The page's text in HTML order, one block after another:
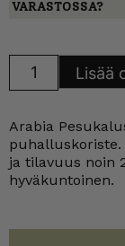
VARASTOSSA?
Pesukaluston
puhalluskoriste
määrä
Lisää
Arabia
puhalluskoriste.
ja tilavuus noin
hyväkuntoinen.